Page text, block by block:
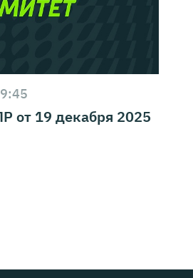
от 19 декабря 2025